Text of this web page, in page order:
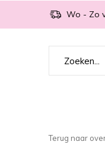
Wo - Zo
Terug naar